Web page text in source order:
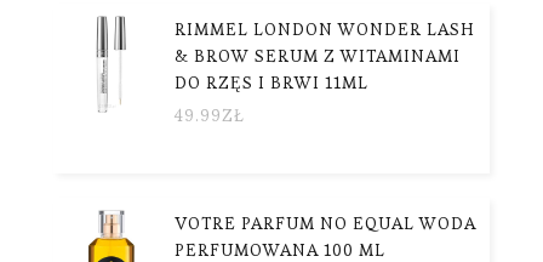
RIMMEL LONDON WONDER LASH
& BROW SERUM Z WITAMINAMI
DO RZĘS I BRWI 11ML
49.99ZŁ
VOTRE PARFUM NO EQUAL WODA
PERFUMOWANA 100 ML